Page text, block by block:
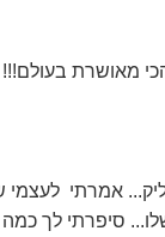
מאושרת בעולם!!!
אמרתי לעצמי
סיפרתי לך